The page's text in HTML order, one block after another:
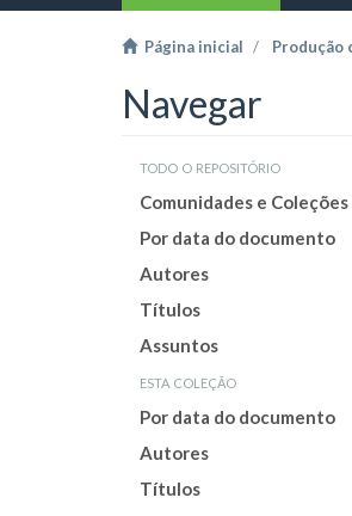
Página inicial Produção
Navegar
todo o repositório
Comunidades e Coleções
Por data do documento
Autores
Títulos
Assuntos
esta coleção
Por data do documento
Autores
Títulos